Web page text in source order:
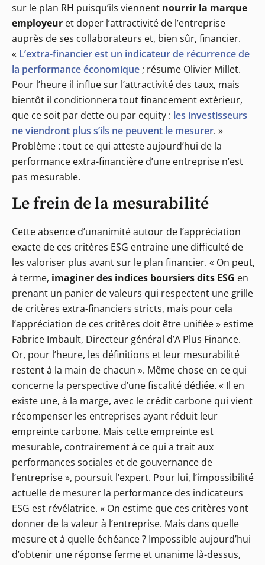
sur le plan RH puisqu’ils viennent nourrir la marque
employeur et doper l’attractivité de l’entreprise
auprès de ses collaborateurs et, bien sûr, financier.
« L’extra-financier est un indicateur de récurrence de
la performance économique ; résume Olivier Millet.
Pour l’heure il influe sur l’attractivité des taux, mais
bientôt il conditionnera tout financement extérieur,
que ce soit par dette ou par equity : les investisseurs
ne viendront plus s’ils ne peuvent le mesurer. »
Problème : tout ce qui atteste aujourd’hui de la
performance extra-financière d’une entreprise n’est
pas mesurable.
Le frein de la mesurabilité
Cette absence d’unanimité autour de l’appréciation
exacte de ces critères ESG entraine une difficulté de
les valoriser plus avant sur le plan financier. « On peut,
à terme, imaginer des indices boursiers dits ESG en
prenant un panier de valeurs qui respectent une grille
de critères extra-financiers stricts, mais pour cela
l’appréciation de ces critères doit être unifiée » estime
Fabrice Imbault, Directeur général d’A Plus Finance.
Or, pour l’heure, les définitions et leur mesurabilité
restent à la main de chacun ». Même chose en ce qui
concerne la perspective d’une fiscalité dédiée. « Il en
existe une, à la marge, avec le crédit carbone qui vient
récompenser les entreprises ayant réduit leur
empreinte carbone. Mais cette empreinte est
mesurable, contrairement à ce qui a trait aux
performances sociales et de gouvernance de
l’entreprise », poursuit l’expert. Pour lui, l’impossibilité
actuelle de mesurer la performance des indicateurs
ESG est révélatrice. « On estime que ces critères vont
donner de la valeur à l’entreprise. Mais dans quelle
mesure et à quelle échéance ? Impossible aujourd’hui
d’obtenir une réponse ferme et unanime là-dessus,